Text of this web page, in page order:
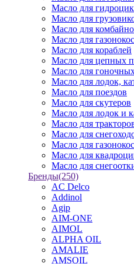
Масло для
Масло для
Масло для
Масло для
Масло для кораблей
Масло для цепных
Масло для
Масло для лодок,
Масло для поездов
Масло для скутеров
Масло для лодок и
Масло для
Масло для
Масло для
Масло для
Масло для
Бренды(250)
AC Delco
Addinol
Agip
AIM-ONE
AIMOL
ALPHA OIL
AMALIE
AMSOIL